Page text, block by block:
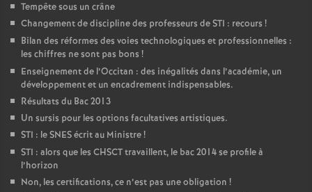
Tempête sous un crâne
Changement de discipline des professeurs de STI : recours !
Bilan des réformes des voies technologiques et professionnelles :
les chiffres ne sont pas bons !
Enseignement de l’Occitan : des inégalités dans l’académie, un
développement et un encadrement indispensables.
Résultats du Bac 2013
Un sursis pour les options facultatives artistiques.
STI : le SNES écrit au Ministre!
STI : alors que les CHSCT travaillent, le bac 2014 se profile à
l’horizon
Non, les certifications, ce n’est pas une obligation !